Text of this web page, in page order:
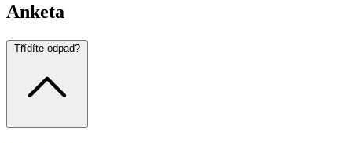
Anketa
Třídíte odpad?